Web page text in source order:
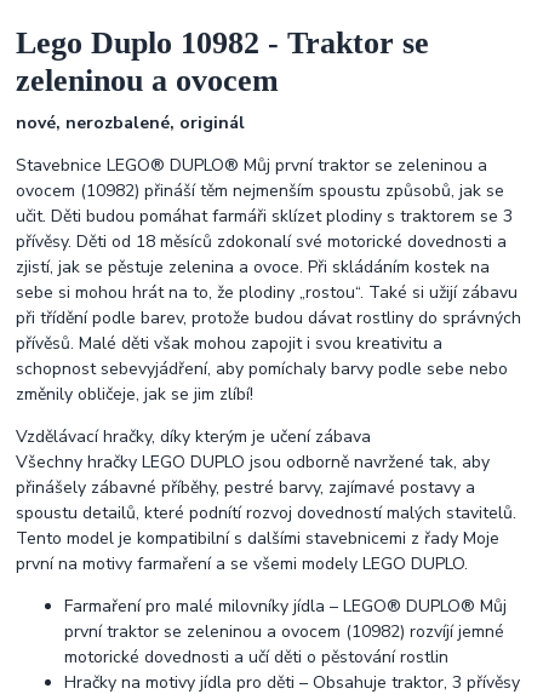
Lego Duplo 10982 - Traktor se
zeleninou a ovocem
nové, nerozbalené, originál
Stavebnice LEGO® DUPLO® Můj první traktor se zeleninou a
ovocem (10982) přináší těm nejmenším spoustu způsobů, jak se
učit. Děti budou pomáhat farmáři sklízet plodiny s traktorem se 3
přívěsy. Děti od 18 měsíců zdokonalí své motorické dovednosti a
zjistí, jak se pěstuje zelenina a ovoce. Při skládáním kostek na
sebe si mohou hrát na to, že plodiny „rostou“. Také si užijí zábavu
při třídění podle barev, protože budou dávat rostliny do správných
přívěsů. Malé děti však mohou zapojit i svou kreativitu a
schopnost sebevyjádření, aby pomíchaly barvy podle sebe nebo
změnily obličeje, jak se jim zlíbí!
Vzdělávací hračky, díky kterým je učení zábava
Všechny hračky LEGO DUPLO jsou odborně navržené tak, aby
přinášely zábavné příběhy, pestré barvy, zajímavé postavy a
spoustu detailů, které podnítí rozvoj dovedností malých stavitelů.
Tento model je kompatibilní s dalšími stavebnicemi z řady Moje
první na motivy farmaření a se všemi modely LEGO DUPLO.
Farmaření pro malé milovníky jídla – LEGO® DUPLO® Můj
první traktor se zeleninou a ovocem (10982) rozvíjí jemné
motorické dovednosti a učí děti o pěstování rostlin
Hračky na motivy jídla pro děti – Obsahuje traktor, 3 přívěsy